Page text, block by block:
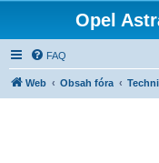
Opel
FAQ
Web Obsah fóra